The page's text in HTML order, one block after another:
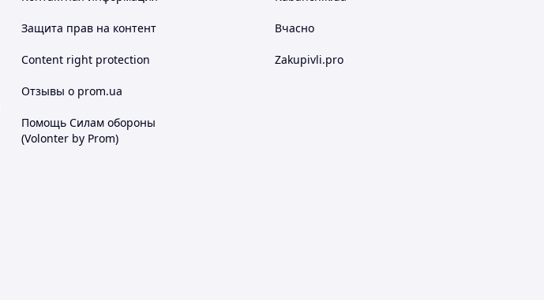
Защита прав на контент
Content right protection
Отзывы о prom.ua
Помощь Силам обороны
(Volonter by Prom)
Вчасно
Zakupivli.pro